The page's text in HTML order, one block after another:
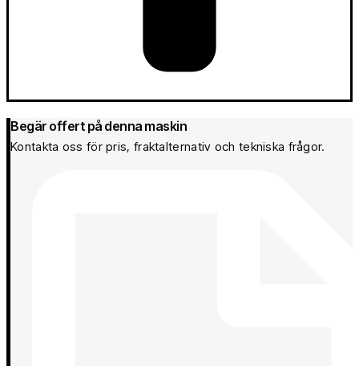
Begär offert på denna maskin
Kontakta oss för pris, fraktalternativ och tekniska frågor.